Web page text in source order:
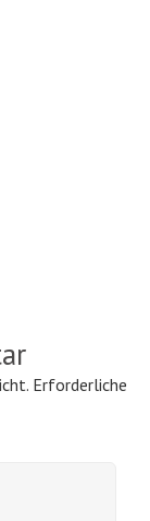
Erforderliche